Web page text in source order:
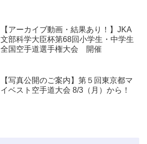
【アーカイブ動画・結果あり！】JKA
文部科学大臣杯第68回小学生・中学生
全国空手道選手権大会 開催
【写真公開のご案内】第５回東京都マ
イベスト空手道大会 8/3（月）から！